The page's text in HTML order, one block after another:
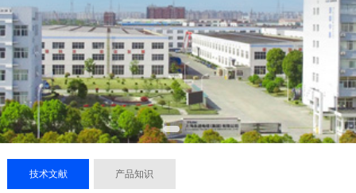
技术文献 产品知识